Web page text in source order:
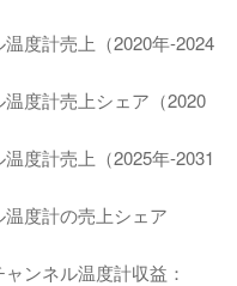
度計売上（2020年-2024
度計売上シェア（2020
度計売上（2025年-2031
温度計の売上シェア
ンネル温度計収益：